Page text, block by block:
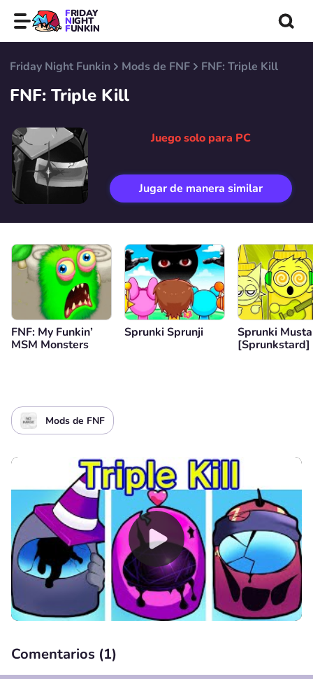
FRIDAY
NIGHT
FUNKIN
Friday Night Funkin Mods de FNF FNF: Triple Kill
FNF: Triple Kill
Juego solo para PC
Jugar de manera similar
FNF: My Funkin’
MSM Monsters
Sprunki Sprunji
Sprunki
[Sprunkstard]
Mods de FNF
Comentarios (1)